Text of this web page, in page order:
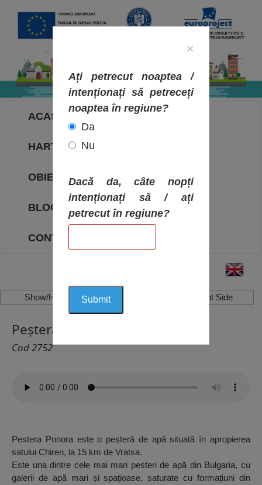
ACASA
HARTA OBIECTIVELOR
OBIECTIVE
BLOG
CONTACT
Show/Hide Left Side Show/Hide Right Side
Peștera “Ponora”, Chiren
Cod 2752
Pestera Ponora este o peșteră de apă situată în apropierea
satului Chiren, la 15 km de Vratsa.
Este una dintre cele mai mari pesteri de apă din Bulgaria, cu
galerii de apă mari și spațioase, saturate cu formațiuni din
×
Ați petrecut noaptea /
intenționați să petreceți
noaptea în regiune?
Da
Nu
Dacă da, câte nopți
intenționați să / ați
petrecut în regiune?